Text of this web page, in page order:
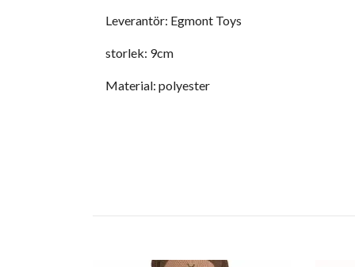
Leverantör: Egmont Toys
storlek: 9cm
Material: polyester